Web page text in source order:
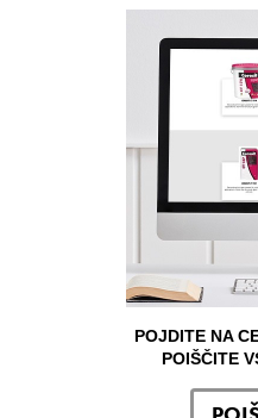
POJDITE NA
POIŠČITE